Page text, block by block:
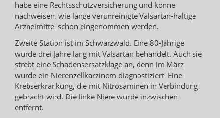
habe eine Rechtsschutzversicherung und könne
nachweisen, wie lange verunreinigte Valsartan-haltige
Arzneimittel schon eingenommen werden.
Zweite Station ist im Schwarzwald. Eine 80-Jährige
wurde drei Jahre lang mit Valsartan behandelt. Auch sie
strebt eine Schadensersatzklage an, denn im März
wurde ein Nierenzellkarzinom diagnostiziert. Eine
Krebserkrankung, die mit Nitrosaminen in Verbindung
gebracht wird. Die linke Niere wurde inzwischen
entfernt.